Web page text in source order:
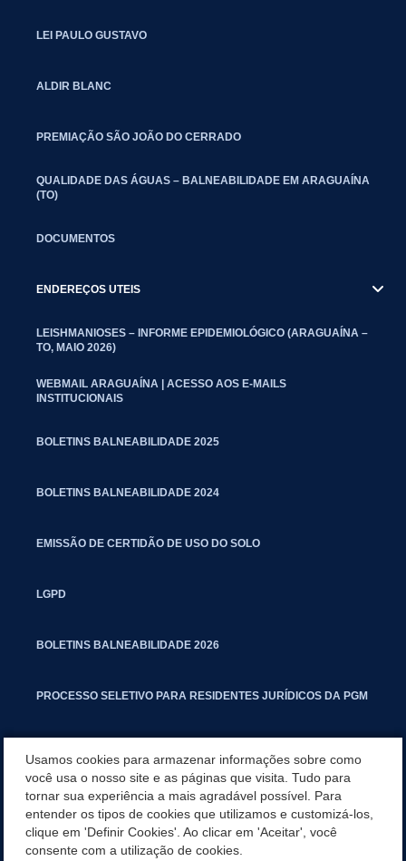
LEI PAULO GUSTAVO
ALDIR BLANC
PREMIAÇÃO SÃO JOÃO DO CERRADO
QUALIDADE DAS ÁGUAS – BALNEABILIDADE EM ARAGUAÍNA
(TO)
DOCUMENTOS
ENDEREÇOS UTEIS
LEISHMANIOSES – INFORME EPIDEMIOLÓGICO (ARAGUAÍNA –
TO, MAIO 2026)
WEBMAIL ARAGUAÍNA | ACESSO AOS E-MAILS
INSTITUCIONAIS
BOLETINS BALNEABILIDADE 2025
BOLETINS BALNEABILIDADE 2024
EMISSÃO DE CERTIDÃO DE USO DO SOLO
LGPD
BOLETINS BALNEABILIDADE 2026
PROCESSO SELETIVO PARA RESIDENTES JURÍDICOS DA PGM
MANUAL DE PROCEDIMENTOS IMOBILIÁRIOS SEINFRA
TURMINHA DO LAGO
Usamos cookies para armazenar informações sobre como
você usa o nosso site e as páginas que visita. Tudo para
tornar sua experiência a mais agradável possível. Para
entender os tipos de cookies que utilizamos e customizá-los,
clique em 'Definir Cookies'. Ao clicar em 'Aceitar', você
consente com a utilização de cookies.